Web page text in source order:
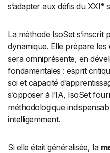
s’adapter aux défis du XXIᵉ
La méthode IsoSet s’inscrit
dynamique. Elle prépare les
sera omniprésente, en
fondamentales : esprit
soi et capacité
s’opposer à l’IA, IsoSet
méthodologique
intelligemment.
Si elle était généralisée, la